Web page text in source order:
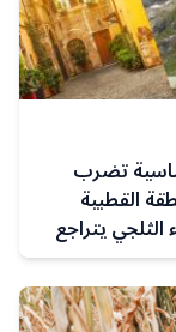
موجات حر قياسية تضرب
إلى المنطقة القطبية
الثلجي يتراجع